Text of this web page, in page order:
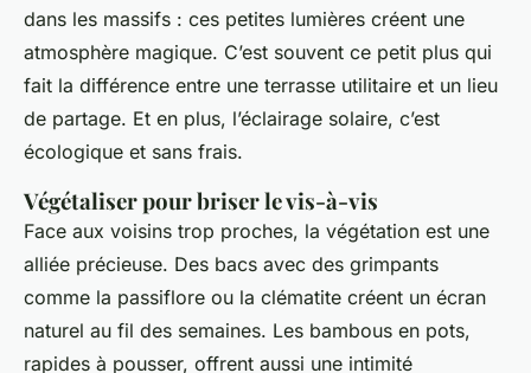
dans les massifs : ces petites lumières créent une
atmosphère magique. C’est souvent ce petit plus qui
fait la différence entre une terrasse utilitaire et un lieu
de partage. Et en plus, l’éclairage solaire, c’est
écologique et sans frais.
Végétaliser pour briser le vis-à-vis
Face aux voisins trop proches, la végétation est une
alliée précieuse. Des bacs avec des grimpants
comme la passiflore ou la clématite créent un écran
naturel au fil des semaines. Les bambous en pots,
rapides à pousser, offrent aussi une intimité